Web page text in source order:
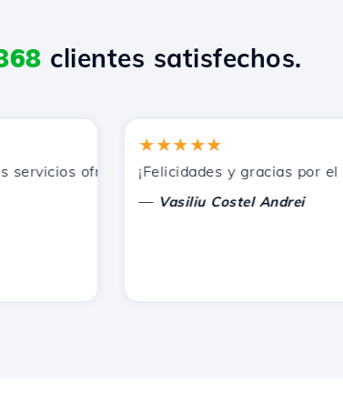
clientes satisfechos.
ofrecidos por Hostico. Los he
★★★★★
¡Felicidades y gracias por el
Vasiliu Costel Andrei